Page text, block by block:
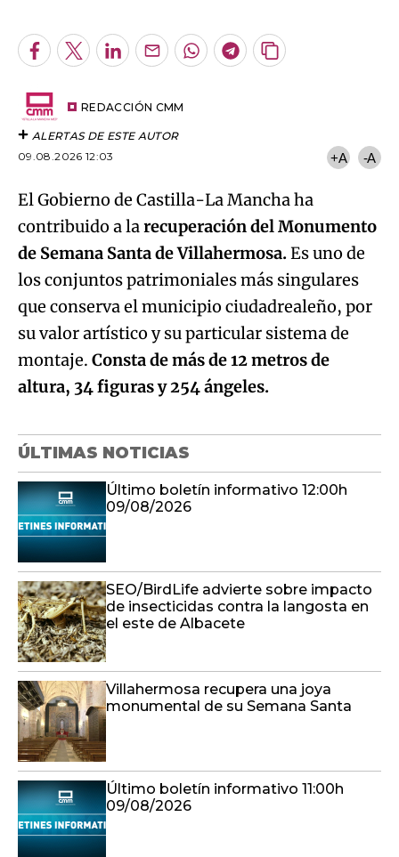
Facebook
TwitterLinkedInEnviarWhatsapp
Telegram
Copiar
REDACCIÓN CMM
ALERTAS DE ESTE AUTOR
09.08.2026 12:03
+A -A
El Gobierno de Castilla-La Mancha ha
contribuido a larecuperación del Monumento
de Semana Santa de Villahermosa.Es uno de
los conjuntos patrimoniales más singulares
que conserva el municipio ciudadrealeño, por
su valor artístico y su particular sistema de
montaje. Consta de más de 12 metros de
altura, 34 figuras y 254 ángeles.
ÚLTIMAS NOTICIAS
Último boletín informativo 12:00h
09/08/2026
SEO/BirdLife advierte sobre impacto
de insecticidas contra la langosta en
el este de Albacete
Villahermosa recupera una joya
monumental de su Semana Santa
Último boletín informativo 11:00h
09/08/2026